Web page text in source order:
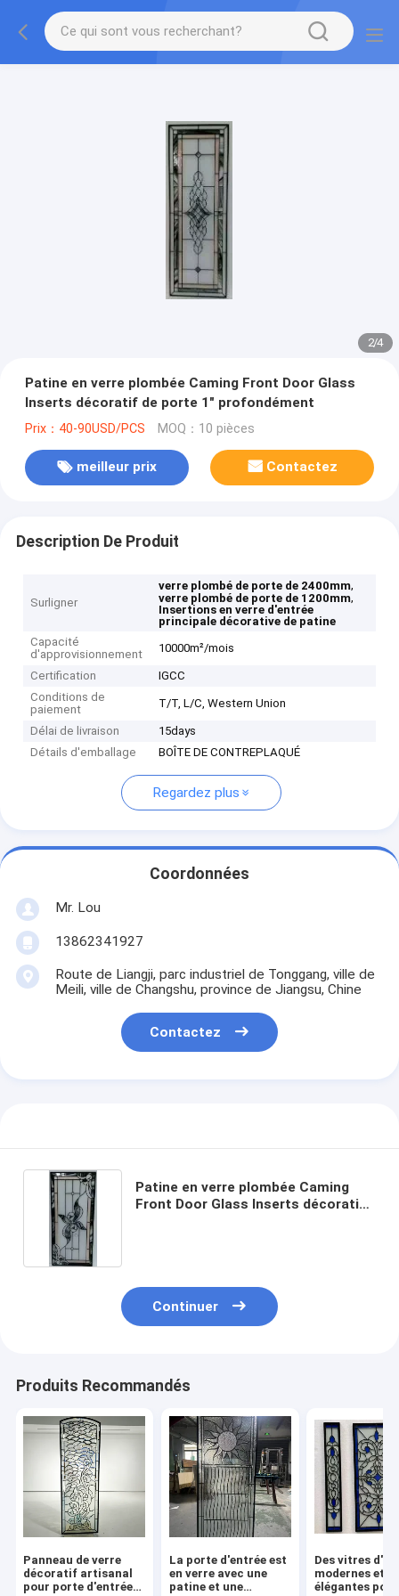
2/4
Patine en verre plombée Caming Front Door Glass
Inserts décoratif de porte 1" profondément
Prix：40-90USD/PCS MOQ：10 pièces
meilleur prix Contactez
Description De Produit
Surligner
verre plombé de porte de 2400mm,
verre plombé de porte de 1200mm,
Insertions en verre d'entrée
principale décorative de patine
Capacité
d'approvisionnement
10000m²/mois
Certification
IGCC
Conditions de
paiement
T/T, L/C, Western Union
Délai de livraison
15days
Détails d'emballage
BOÎTE DE CONTREPLAQUÉ
Regardez plus
Coordonnées
Mr. Lou
13862341927
Route de Liangji, parc industriel de Tonggang, ville de
Meili, ville de Changshu, province de Jiangsu, Chine
Contactez
Patine en verre plombée Caming
Front Door Glass Inserts décoratif
Continuer
Produits Recommandés
Panneau de verre
décoratif artisanal
pour porte d'entrée
La porte d'entrée est
en verre avec une
patine et une
Des vitres
modernes et
élégantes